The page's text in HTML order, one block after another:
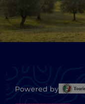
Powered by